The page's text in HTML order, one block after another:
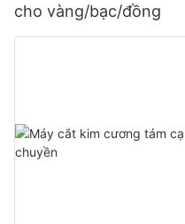
cho vàng/bạc/đồng